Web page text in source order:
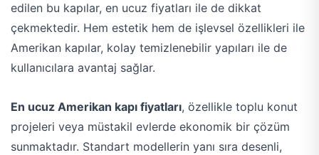
edilen bu kapılar, en ucuz fiyatları ile de dikkat
çekmektedir. Hem estetik hem de işlevsel özellikleri ile
Amerikan kapılar, kolay temizlenebilir yapıları ile de
kullanıcılara avantaj sağlar.
En ucuz Amerikan kapı fiyatları, özellikle toplu konut
projeleri veya müstakil evlerde ekonomik bir çözüm
sunmaktadır. Standart modellerin yanı sıra desenli,